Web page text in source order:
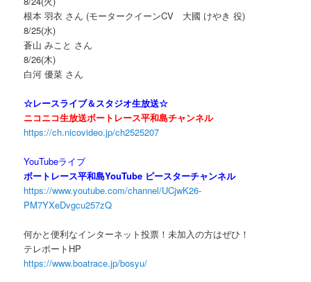
根本 羽衣 さん (モータークイーンCV 大國 けやき 役)
8/25(水)
蒼山 みこと さん
8/26(木)
白河 優菜 さん
☆レースライブ＆スタジオ生放送☆
ニコニコ生放送ボートレース平和島チャンネル
https://ch.nicovideo.jp/ch2525207
YouTubeライブ
ボートレース平和島YouTube ピースターチャンネル
https://www.youtube.com/channel/UCjwK26-
PM7YXeDvgcu257zQ
何かと便利なインターネット投票！未加入の方はぜひ！
テレボートHP
https://www.boatrace.jp/bosyu/